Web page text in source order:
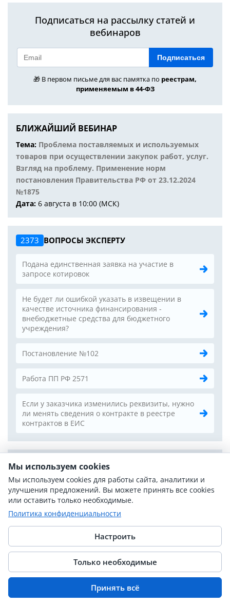
Подписаться на рассылку статей и
вебинаров
Подписаться
🎁 В первом письме для вас памятка по реестрам,
применяемым в 44-ФЗ
БЛИЖАЙШИЙ ВЕБИНАР
Тема: Проблема поставляемых и используемых
товаров при осуществлении закупок работ, услуг.
Взгляд на проблему. Применение норм
постановления Правительства РФ от 23.12.2024
№1875
Дата: 6 августа в 10:00 (МСК)
2373 ВОПРОСЫ ЭКСПЕРТУ
Подана единственная заявка на участие в
запросе котировок
Не будет ли ошибкой указать в извещении в
качестве источника финансирования -
внебюджетные средства для бюджетного
учреждения?
Постановление №102
Работа ПП РФ 2571
Если у заказчика изменились реквизиты, нужно
ли менять сведения о контракте в реестре
контрактов в ЕИС
ТЕМЫ СТАТЕЙ
Национальный режим и импортозамещение 42
НМЦК и обоснование цены
Закупки лекарств и медизделий
Требования к участникам закупки
СМП, СОНО и квотирование 16
Неустойка, штрафы и ответственность 19
Мы используем cookies
Мы используем cookies для работы сайта, аналитики и
улучшения предложений. Вы можете принять все cookies
или оставить только необходимые.
Политика конфиденциальности
Настроить
Только необходимые
Принять всё